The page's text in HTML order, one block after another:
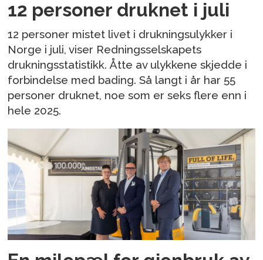
12 personer druknet i juli
12 personer mistet livet i drukningsulykker i
Norge i juli, viser Redningsselskapets
drukningsstatistikk. Åtte av ulykkene skjedde i
forbindelse med bading. Så langt i år har 55
personer druknet, noe som er seks flere enn i
hele 2025.